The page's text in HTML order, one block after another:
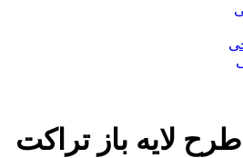
طرح لایه باز تراکت